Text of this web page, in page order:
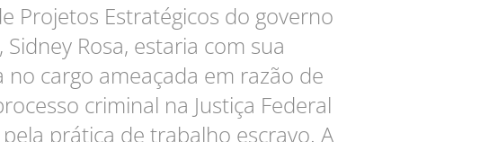
Projetos Estratégicos do governo
Sidney Rosa, estaria com sua
no cargo ameaçada em razão de
criminal na Justiça Federal
prática de trabalho escravo. A